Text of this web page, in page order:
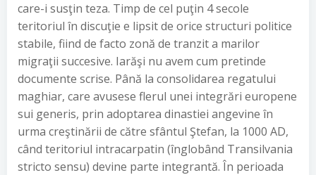
care-i susţin teza. Timp de cel puţin 4 secole
teritoriul în discuţie e lipsit de orice structuri politice
stabile, fiind de facto zonă de tranzit a marilor
migraţii succesive. Iarăşi nu avem cum pretinde
documente scrise. Până la consolidarea regatului
maghiar, care avusese flerul unei integrări europene
sui generis, prin adoptarea dinastiei angevine în
urma creştinării de către sfântul Ştefan, la 1000 AD,
când teritoriul intracarpatin (înglobând Transilvania
stricto sensu) devine parte integrantă. În perioada